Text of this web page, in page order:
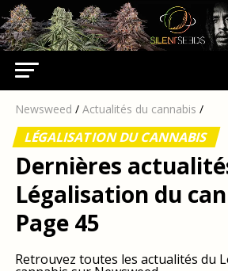
Newsweed / Actualités du cannabis /
LÉGALISATION DU CANNABIS
Dernières
Légalisation du
Page 45
Retrouvez toutes les actualités du